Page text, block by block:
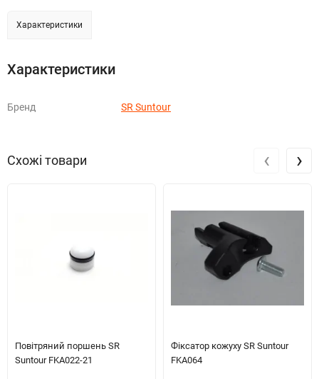
Характеристики
Характеристики
Бренд SR Suntour
Схожі товари
Повітряний поршень SR
Suntour FKA022-21
Фіксатор кожуху SR Suntour
FKA064
‹ ›